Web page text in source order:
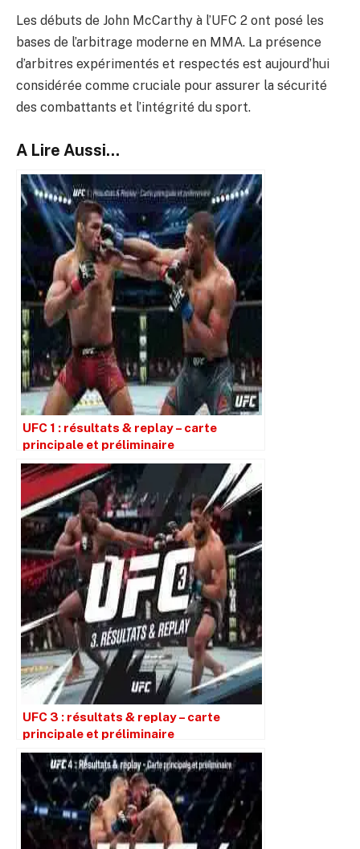
Les débuts de John McCarthy à l’UFC 2 ont posé les
bases de l’arbitrage moderne en MMA. La présence
d’arbitres expérimentés et respectés est aujourd’hui
considérée comme cruciale pour assurer la sécurité
des combattants et l’intégrité du sport.
A Lire Aussi...
UFC 1 : résultats & replay – carte
principale et préliminaire
UFC 3 : résultats & replay – carte
principale et préliminaire